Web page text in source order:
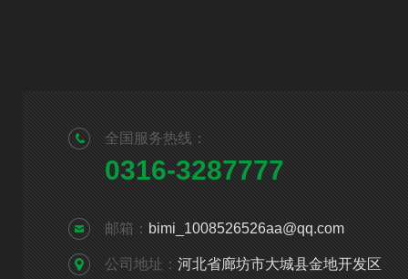
全国服务热线：
0316-3287777
邮箱： bimi_1008526526aa@qq.com
公司地址： 河北省廊坊市大城县金地开发区